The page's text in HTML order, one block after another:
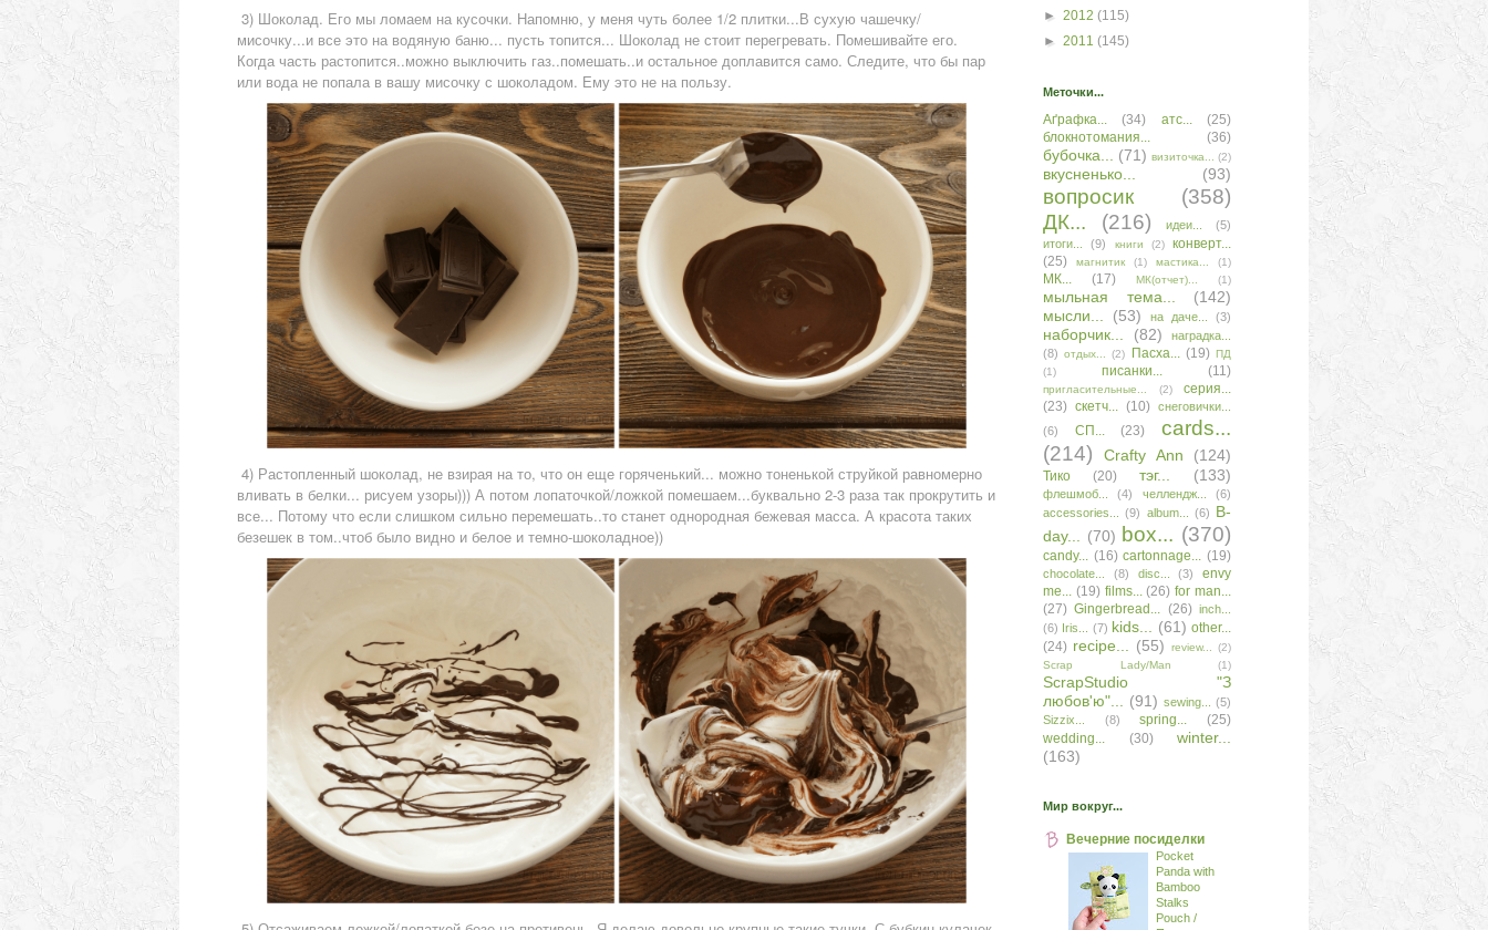
3) Шоколад. Его мы ломаем на кусочки. Напомню, у меня чуть более 1/2 плитки...В сухую чашечку/
мисочку...и все это на водяную баню... пусть топится... Шоколад не стоит перегревать. Помешивайте его.
Когда часть растопится..можно выключить газ..помешать..и остальное доплавится само. Следите, что бы пар
или вода не попала в вашу мисочку с шоколадом. Ему это не на пользу.
4) Растопленный шоколад, не взирая на то, что он еще горяченький... можно тоненькой струйкой равномерно
вливать в белки... рисуем узоры))) А потом лопаточкой/ложкой помешаем...буквально 2-3 раза так прокрутить и
все... Потому что если слишком сильно перемешать..то станет однородная бежевая масса. А красота таких
безешек в том..чтоб было видно и белое и темно-шоколадное))
► 2012 (115)
► 2011 (145)
Меточки...
Аґрафка... (34) атс...
(25)
блокнотомания...
(36)
бубочка... (71) визиточка... (2)
вкусненько... (93)
вопросик
(358)
ДК...
(216) идеи...
(5)
итоги...
(9) книги (2)
конверт...
(25)
магнитик (1) мастика... (1)
МК... (17) МК(отчет)... (1)
мыльная тема...
(142)
мысли...
(53) на даче... (3)
наборчик... (82)
наградка...
(8) отдых... (2) Пасха... (19) ПД
(1)
писанки... (11)
пригласительные... (2)
серия...
(23) скетч... (10) снеговички...
(6)
СП... (23)
сards...
(214)
Сrafty Аnn (124)
Тико (20) тэг... (133)
флешмоб... (4) челлендж...
(6)
accessories...
(9) album... (6) B-
day...
(70) box... (370)
candy... (16) cartonnage... (19)
chocolate... (8) disc... (3)
envy
me... (19) films... (26) for man...
(27) Gingerbread... (26) inch...
(6) Iris... (7) kids... (61) other...
(24) recipe... (55) review...
(2)
Scrap Lady/Man
(1)
ScrapStudio "З
любов'ю"...
(91) sewing...
(5)
Sizzix...
(8) spring...
(25)
wedding...
(30)
winter...
(163)
Мир вокруг...
Вечерние посиделки
Pocket
Panda with
Bamboo
Stalks
Pouch /